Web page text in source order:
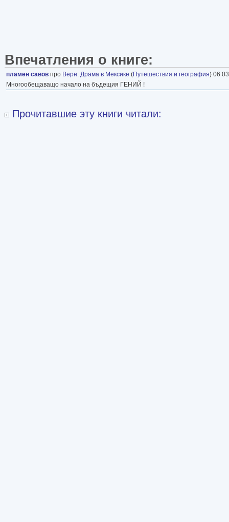
Впечатления о книге:
пламен савов про Верн: Драма в Мексике (Путешествия и география) 06 03
Многообещаващо начало на бъдещия ГЕНИЙ !
Прочитавшие эту книги читали: